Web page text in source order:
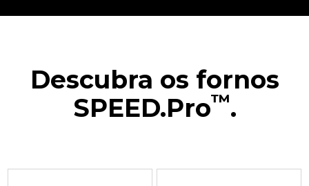
Descubra os fornos
SPEED.Pro™.